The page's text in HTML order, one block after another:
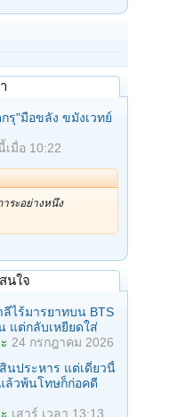
รุ"มือขลัง ขมังเวทย์
เมื่อ 10:22
ระอย่างหนึ่ง
นใจ
ไร้มารยาทบน BTS
แต่กลับเหยียดใส่
24 กรกฎาคม 2026
นประหาร แต่เดี๋ยวนี้
ล้วพ้นโทษก็ก่อคดี
เสาร์ เวลา 13:13